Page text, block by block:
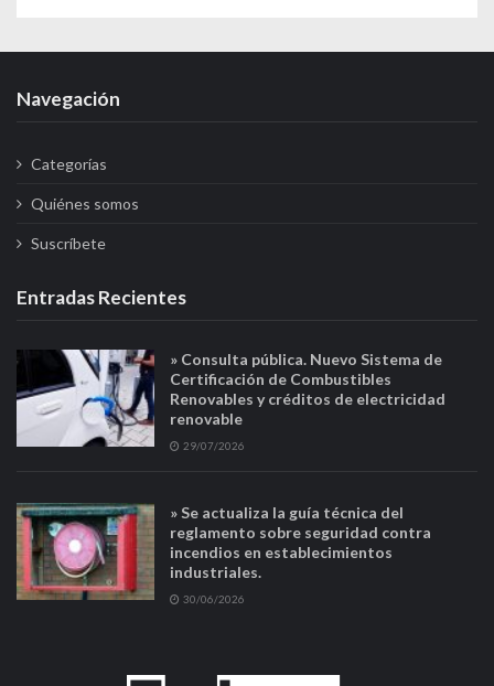
Navegación
Categorías
Quiénes somos
Suscríbete
Entradas Recientes
» Consulta pública. Nuevo Sistema de
Certificación de Combustibles
Renovables y créditos de electricidad
renovable
29/07/2026
» Se actualiza la guía técnica del
reglamento sobre seguridad contra
incendios en establecimientos
industriales.
30/06/2026